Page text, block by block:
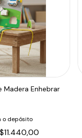
Madera Enhebrar
o depósito
$11.440,00